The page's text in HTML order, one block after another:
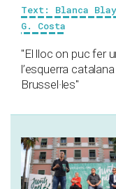
Text: Blanca
G. Costa
"El lloc on puc fer
l’esquerra
Brussel·les"